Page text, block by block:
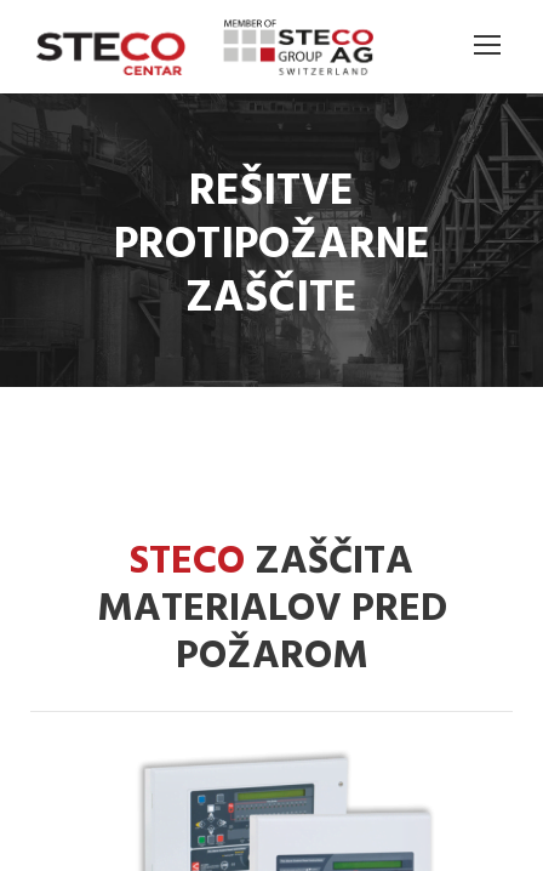
REŠITVE
PROTIPOŽARNE
ZAŠČITE
STECO ZAŠČITA
MATERIALOV PRED
POŽAROM